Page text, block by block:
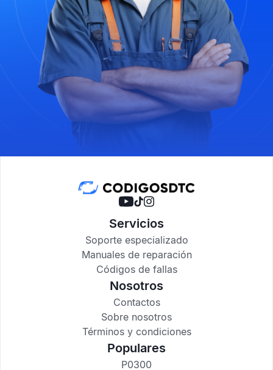
Servicios
Soporte especializado
Manuales de reparación
Códigos de fallas
Nosotros
Contactos
Sobre nosotros
Términos y condiciones
Populares
P0300